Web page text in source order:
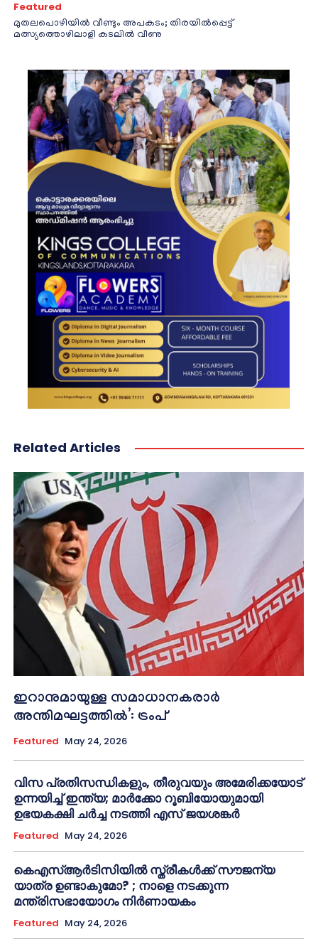
Featured
മുതലപൊഴിയിൽ വീണ്ടും അപകടം; തിരയിൽപ്പെട്ട്
മത്സ്യത്തൊഴിലാളി കടലിൽ വീണു
Related Articles
ഇറാനുമായുള്ള സമാധാനകരാർ
അന്തിമഘട്ടത്തിൽ‌’: ട്രംപ്
Featured May 24, 2026
വിസ പ്രതിസന്ധികളും, തീരുവയും അമേരിക്കയോട്
ഉന്നയിച്ച് ഇന്ത്യ; മാർക്കോ റൂബിയോയുമായി
ഉഭയകക്ഷി ചർച്ച നടത്തി എസ് ജയശങ്കർ
Featured May 24, 2026
കെഎസ്ആർടിസിയിൽ സ്ത്രീകൾക്ക് സൗജന്യ
യാത്ര ഉണ്ടാകുമോ? ; നാളെ നടക്കുന്ന
മന്ത്രിസഭായോഗം നിർണായകം
Featured May 24, 2026